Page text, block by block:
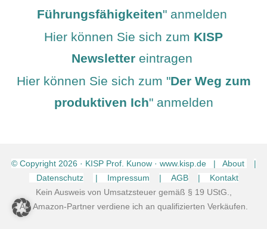
Führungsfähigkeiten" anmelden
Hier können Sie sich zum KISP
Newslettereintragen
Hier können Sie sich zum "Der Weg zum
produktiven Ich" anmelden
© Copyright 2026 · KISP Prof. Kunow · www.kisp.de | About
|
Datenschutz
| Impressum | AGB
| Kontakt
Kein Ausweis von Umsatzsteuer gemäß § 19 UStG.,
Als Amazon-Partner verdiene ich an qualifizierten Verkäufen.